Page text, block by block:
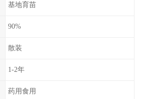
基地育苗
90%
散装
1-2年
药用食用